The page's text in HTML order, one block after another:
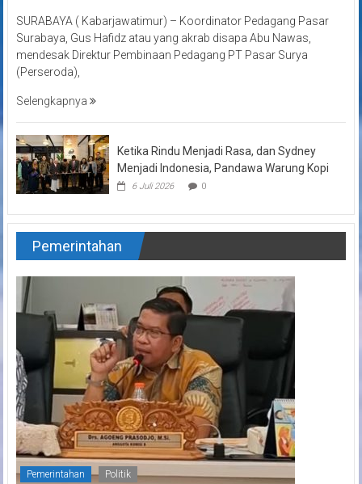
SURABAYA ( Kabarjawatimur) – Koordinator Pedagang Pasar
Surabaya, Gus Hafidz atau yang akrab disapa Abu Nawas,
mendesak Direktur Pembinaan Pedagang PT Pasar Surya
(Perseroda),
Selengkapnya
Ketika Rindu Menjadi Rasa, dan Sydney
Menjadi Indonesia, Pandawa Warung Kopi
6 Juli 2026 0
Pemerintahan
Pemerintahan Politik